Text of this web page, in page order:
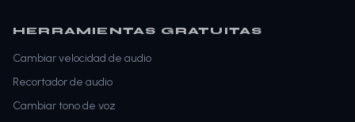
HERRAMIENTAS GRATUITAS
Cambiar velocidad de audio
Recortador de audio
Cambiar tono de voz